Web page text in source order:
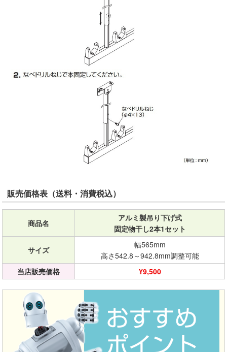
販売価格表（送料・消費税込）
商品名
アルミ製吊り下げ式
固定物干し2本1セット
サイズ
幅565mm
高さ542.8～942.8mm調整可能
当店販売価格
¥9,500